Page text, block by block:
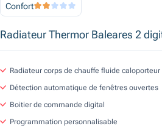
Confort
Radiateur Thermor Baleares 2
Radiateur corps de chauffe fluide caloporteur
Détection automatique de fenêtres ouvertes
Boitier de commande digital
Programmation personnalisable